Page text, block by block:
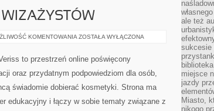
WIZAŻYSTÓW
KOMENTOWANIA PROFESJONALNE
ZOSTAŁA WYŁĄCZONA
to przestrzeń online poświęcony
oraz przydatnym podpowiedziom dla osób,
świadomie dobierać kosmetyki. Strona ma
edukacyjny i łączy w sobie tematy związane z
ale też
sukcesie
miejsce
jazdy
Miasto,
nikogo